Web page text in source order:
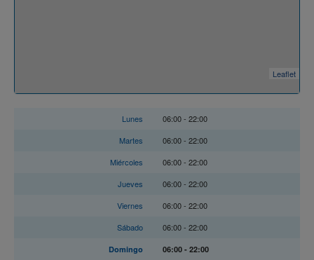
Leaflet
Lunes
06:00 - 22:00
Martes
06:00 - 22:00
Miércoles
06:00 - 22:00
Jueves
06:00 - 22:00
Viernes
06:00 - 22:00
Sábado
06:00 - 22:00
Domingo 06:00 - 22:00